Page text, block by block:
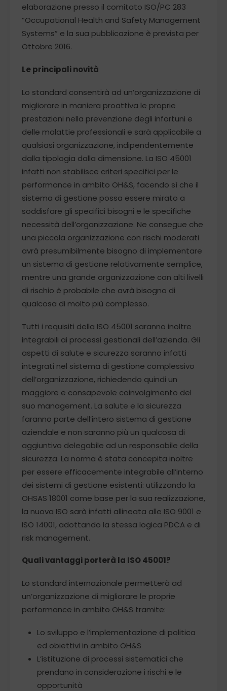
elaborazione presso il comitato ISO/PC 283
“Occupational Health and Safety Management
Systems” e la sua pubblicazione è prevista per
Ottobre 2016.
Le principali novità
Lo standard consentirà ad un’organizzazione di
migliorare in maniera proattiva le proprie
prestazioni nella prevenzione degli infortuni e
delle malattie professionali e sarà applicabile a
qualsiasi organizzazione, indipendentemente
dalla tipologia dalla dimensione. La ISO 45001
infatti non stabilisce criteri specifici per le
performance in ambito OH&S, facendo sì che il
sistema di gestione possa essere mirato a
soddisfare gli specifici bisogni e le specifiche
necessità dell’organizzazione. Ne consegue che
una piccola organizzazione con rischi moderati
avrà presumibilmente bisogno di implementare
un sistema di gestione relativamente semplice,
mentre una grande organizzazione con alti livelli
di rischio è probabile che avrà bisogno di
qualcosa di molto più complesso.
Tutti i requisiti della ISO 45001 saranno inoltre
integrabili ai processi gestionali dell’azienda. Gli
aspetti di salute e sicurezza saranno infatti
integrati nel sistema di gestione complessivo
dell’organizzazione, richiedendo quindi un
maggiore e consapevole coinvolgimento del
suo management. La salute e la sicurezza
faranno parte dell’intero sistema di gestione
aziendale e non saranno più un qualcosa di
aggiuntivo delegabile ad un responsabile della
sicurezza. La norma è stata concepita inoltre
per essere efficacemente integrabile all’interno
dei sistemi di gestione esistenti: utilizzando la
OHSAS 18001 come base per la sua realizzazione,
la nuova ISO sarà infatti allineata alle ISO 9001 e
ISO 14001, adottando la stessa logica PDCA e di
risk management.
Quali vantaggi porterà la ISO 45001?
Lo standard internazionale permetterà ad
un’organizzazione di migliorare le proprie
performance in ambito OH&S tramite:
Lo sviluppo e l’implementazione di politica
ed obiettivi in ambito OH&S
L’istituzione di processi sistematici che
prendano in considerazione i rischi e le
opportunità